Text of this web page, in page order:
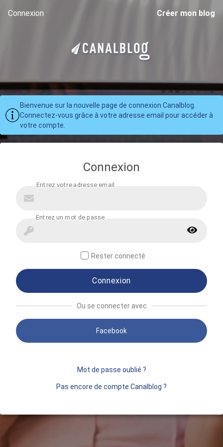
Connexion Créer mon blog
Bienvenue sur la nouvelle page de connexion Canalblog.
Connectez-vous grâce à votre adresse email pour accéder à
votre compte.
Connexion
Rester connecté
Connexion
Ou se connecter avec
Facebook
Mot de passe oublié ?
Pas encore de compte Canalblog ?